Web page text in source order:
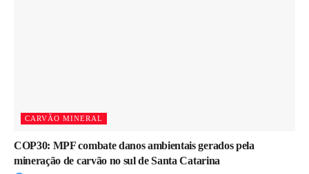
CARVÃO MINERAL
COP30: MPF combate danos ambientais gerados pela
mineração de carvão no sul de Santa Catarina